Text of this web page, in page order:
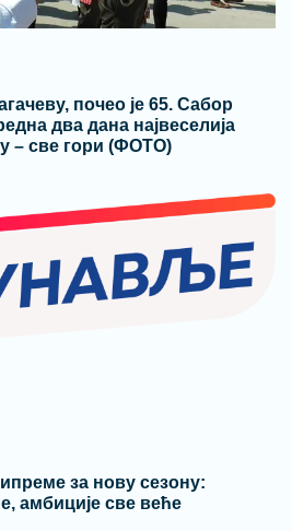
почео је 65. Сабор
два дана највеселија
– све гори (ФОТО)
за нову сезону:
амбиције све веће